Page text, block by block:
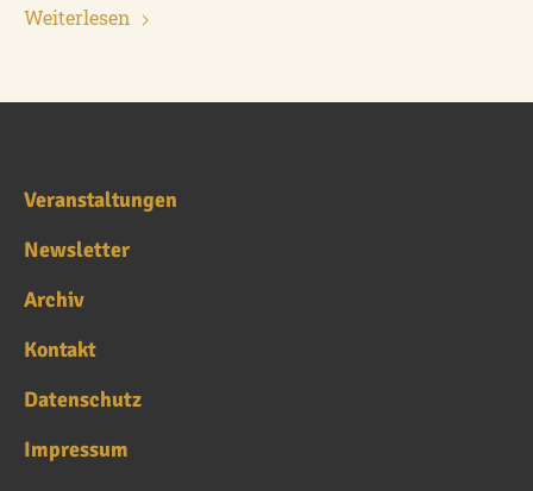
Weiterlesen
Veranstaltungen
Newsletter
Archiv
Kontakt
Datenschutz
Impressum